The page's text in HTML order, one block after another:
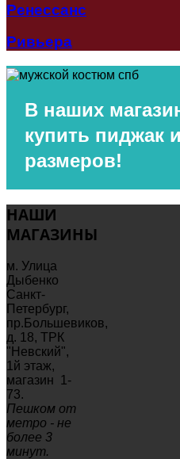
Ренессанс
Ривьера
В наших
купить пиджак
размеров!
НАШИ
МАГАЗИНЫ
м. Улица
Дыбенко
Санкт-
Петербург,
пр.Большевиков,
д. 18, ТРК
"Невский",
1й этаж,
магазин 1-
73.
Пешком от
метро - не
более 3
минут.